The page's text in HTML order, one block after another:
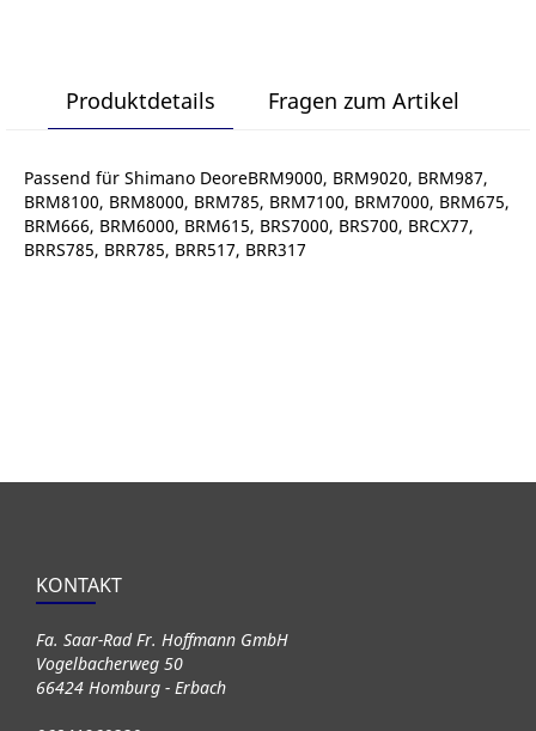
Produktdetails Fragen zum Artikel
Passend für Shimano DeoreBRM9000, BRM9020, BRM987,
BRM8100, BRM8000, BRM785, BRM7100, BRM7000, BRM675,
BRM666, BRM6000, BRM615, BRS7000, BRS700, BRCX77,
BRRS785, BRR785, BRR517, BRR317
KONTAKT
Fa. Saar-Rad Fr. Hoffmann GmbH
Vogelbacherweg 50
66424 Homburg - Erbach